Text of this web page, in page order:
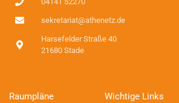
sekretariat@athenetz.de
Harsefelder Straße 40
21680 Stade
Raumpläne
Wichtige Links